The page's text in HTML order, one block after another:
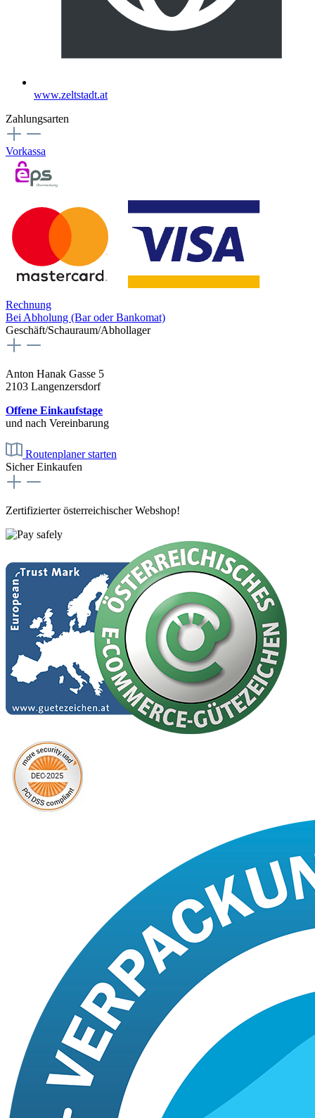
www.zeltstadt.at
Zahlungsarten
Vorkassa
Rechnung
Bei Abholung (Bar oder Bankomat)
Geschäft/Schauraum/Abhollager
Anton Hanak Gasse 5
2103 Langenzersdorf
Offene Einkaufstage
und nach Vereinbarung
Routenplaner starten
Sicher Einkaufen
Zertifizierter österreichischer Webshop!